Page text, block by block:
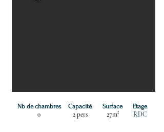
Nb de chambres
0
Capacité
2 pers
Surface
27m²
Etage
RDC